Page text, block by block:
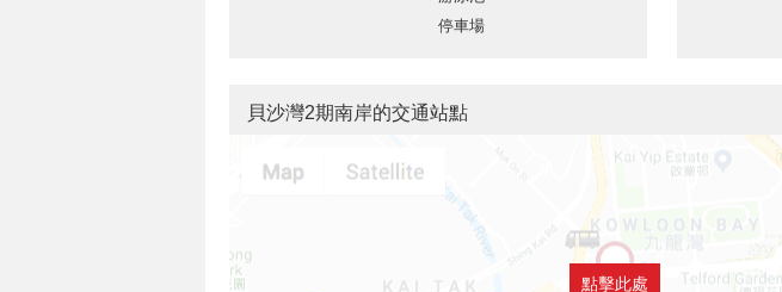
停車場
貝沙灣2期南岸的交通站點
點擊此處